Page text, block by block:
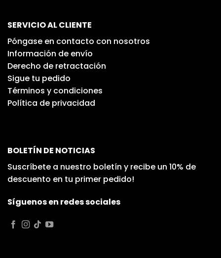
SERVICIO AL CLIENTE
Póngase en contacto con nosotros
Información de envío
Derecho de retractación
Sigue tu pedido
Términos y condiciones
Política de privacidad
BOLETÍN DE NOTICIAS
Suscríbete a nuestro boletín y recibe un 10% de
descuento en tu primer pedido!
Síguenos en redes sociales